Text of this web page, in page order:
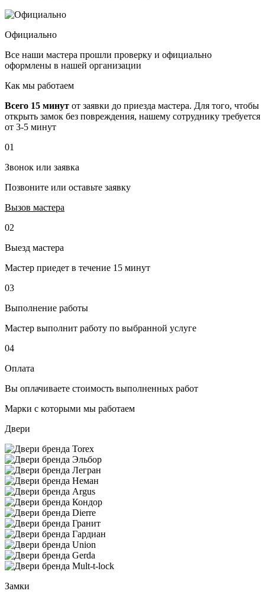
Официально
Все наши мастера прошли проверку и официально
оформлены в нашей организации
Как мы работаем
Всего 15 минут от заявки до приезда мастера. Для того, чтобы
открыть замок без повреждения, нашему сотруднику требуется
от 3-5 минут
01
Звонок или заявка
Позвоните или оставьте заявку
Вызов мастера
02
Выезд мастера
Мастер приедет в течение 15 минут
03
Выполнение работы
Мастер выполнит работу по выбранной услуге
04
Оплата
Вы оплачиваете стоимость выполненных работ
Марки с которыми мы работаем
Двери
Замки